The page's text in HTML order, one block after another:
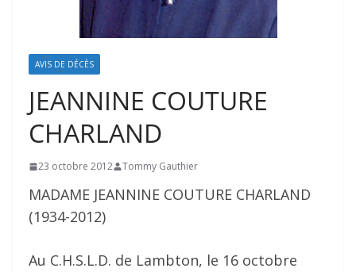
AVIS DE DÉCÈS
JEANNINE COUTURE
CHARLAND
23 octobre 2012 Tommy Gauthier
MADAME JEANNINE COUTURE CHARLAND
(1934-2012)
Au C.H.S.L.D. de Lambton, le 16 octobre